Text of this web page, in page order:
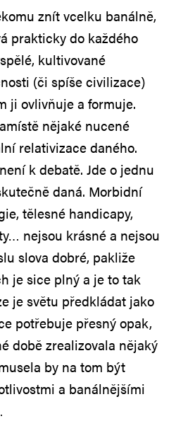
znít vcelku banálně,
prakticky do každého
kultivované
(či spíše civilizace)
ji ovlivňuje a formuje.
nějaké nucené
relativizace daného.
k debatě. Jde o jednu
daná. Morbidní
tělesné handicapy,
nejsou krásné a nejsou
slova dobré, pakliže
je sice plný a je to tak
je světu předkládat jako
potřebuje přesný opak,
době zrealizovala nějaký
by na tom být
a banálnějšími